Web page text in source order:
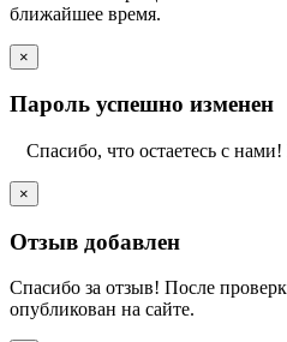
ближайшее время.
×
Пароль успешно изменен
Спасибо, что остаетесь с
×
Отзыв добавлен
Спасибо за отзыв! После
опубликован на сайте.